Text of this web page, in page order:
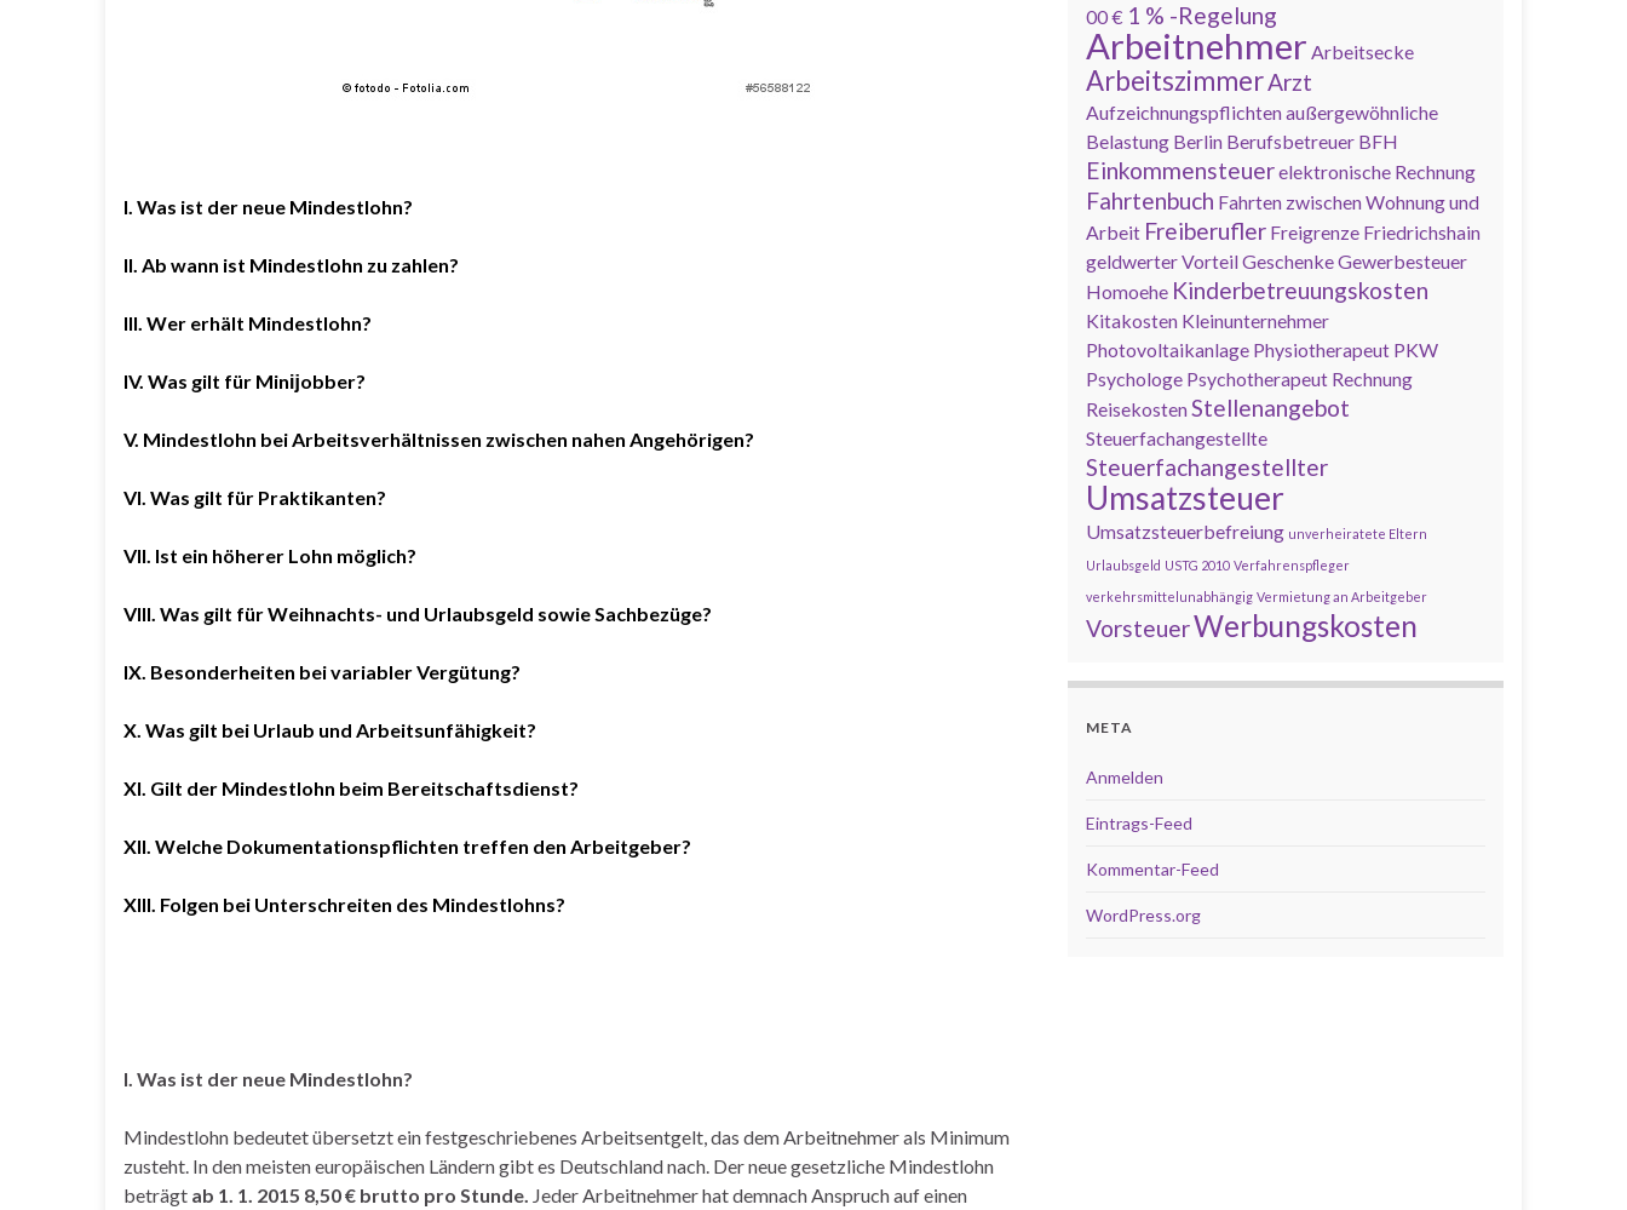
I. Was ist der neue Mindestlohn?
II. Ab wann ist Mindestlohn zu zahlen?
III. Wer erhält Mindestlohn?
IV. Was gilt für Minĳobber?
V. Mindestlohn bei Arbeitsverhältnissen zwischen nahen Angehörigen?
VI. Was gilt für Praktikanten?
VII. Ist ein höherer Lohn möglich?
VIII. Was gilt für Weihnachts- und Urlaubsgeld sowie Sachbezüge?
IX. Besonderheiten bei variabler Vergütung?
X. Was gilt bei Urlaub und Arbeitsunfähigkeit?
XI. Gilt der Mindestlohn beim Bereitschaftsdienst?
XII. Welche Dokumentationspflichten treffen den Arbeitgeber?
XIII. Folgen bei Unterschreiten des Mindestlohns?
I. Was ist der neue Mindestlohn?
Mindestlohn bedeutet übersetzt ein festgeschriebenes Arbeitsentgelt, das dem Arbeitnehmer als Minimum
zusteht. In den meisten europäischen Ländern gibt es Deutschland nach. Der neue gesetzliche Mindestlohn
beträgt ab 1. 1. 2015 8,50 € brutto pro Stunde. Jeder Arbeitnehmer hat demnach Anspruch auf einen
00 € 1 % -Regelung
Arbeitnehmer Arbeitsecke
ArbeitszimmerArzt
Aufzeichnungspflichtenaußergewöhnliche
Belastung Berlin Berufsbetreuer BFH
Einkommensteuerelektronische Rechnung
Fahrtenbuch Fahrten zwischen Wohnung und
Arbeit Freiberufler Freigrenze Friedrichshain
geldwerter VorteilGeschenkeGewerbesteuer
Homoehe Kinderbetreuungskosten
Kitakosten Kleinunternehmer
Photovoltaikanlage Physiotherapeut PKW
Psychologe Psychotherapeut Rechnung
ReisekostenStellenangebot
Steuerfachangestellte
Steuerfachangestellter
Umsatzsteuer
Umsatzsteuerbefreiung unverheiratete Eltern
Urlaubsgeld USTG 2010 Verfahrenspfleger
verkehrsmittelunabhängig Vermietung an Arbeitgeber
VorsteuerWerbungskosten
META
Anmelden
Eintrags-Feed
Kommentar-Feed
WordPress.org